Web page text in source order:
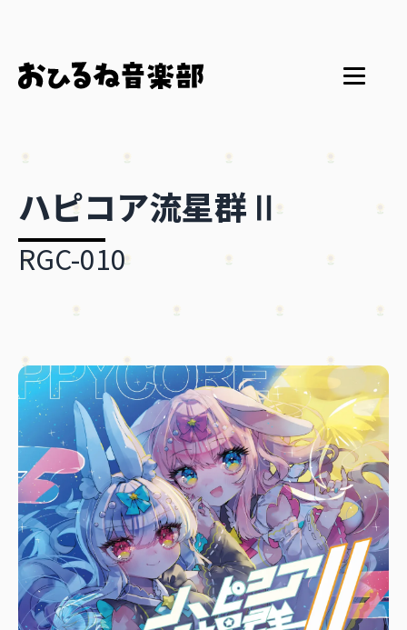
Home
About
Member
Release
ハピコア流星群Ⅱ
RGC-010